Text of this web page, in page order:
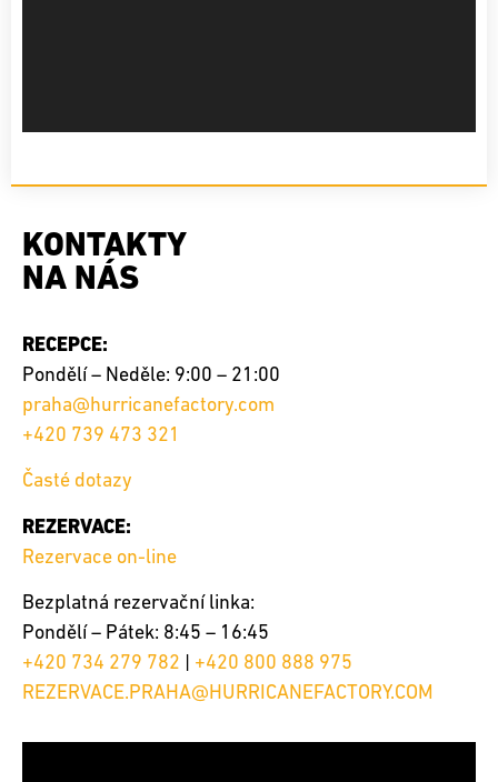
KONTAKTY
NA NÁS
RECEPCE:
Pondělí – Neděle: 9:00 – 21:00
praha@hurricanefactory.com
+420 739 473 321
Časté dotazy
REZERVACE:
Rezervace on-line
Bezplatná rezervační linka:
Pondělí – Pátek: 8:45 – 16:45
+420 734 279 782
+420 800 888 975
REZERVACE.PRAHA@HURRICANEFACTORY.COM